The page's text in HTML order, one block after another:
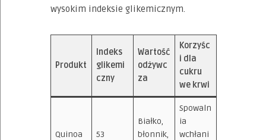
wysokim indeksie glikemicznym.
Produkt
Indeks
glikemi
czny
Wartość
odżywc
za
Korzyśc
i dla
cukru
we krwi
Quinoa 53
Białko,
błonnik,
Spowaln
ia
wchłani